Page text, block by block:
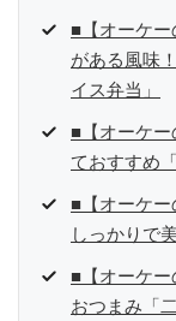
■【オーケ
がある風味
イス弁当」
■【オーケー
ておすすめ
■【オーケ
しっかりで
■【オーケ
おつまみ「